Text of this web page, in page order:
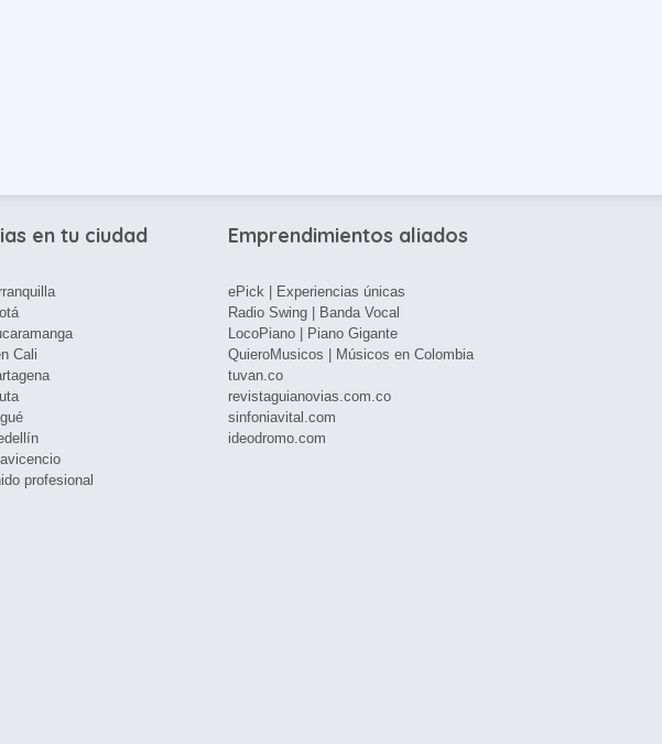
en tu ciudad
Cali
profesional
Emprendimientos aliados
ePick | Experiencias únicas
Radio Swing | Banda Vocal
LocoPiano | Piano Gigante
QuieroMusicos | Músicos en Colombia
tuvan.co
revistaguianovias.com.co
sinfoniavital.com
ideodromo.com